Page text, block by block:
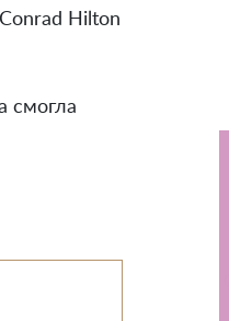
Hilton
смогла